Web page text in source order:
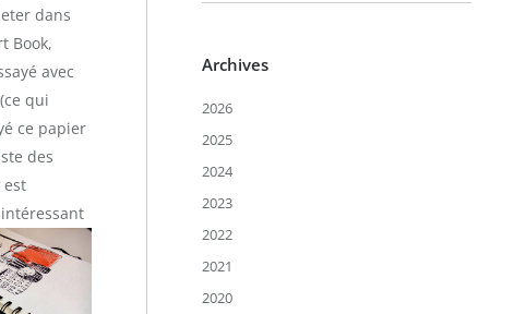
dans
Book,
avec
qui
ce papier
des
est
Archives
2026
2025
2024
2023
2022
2021
2020